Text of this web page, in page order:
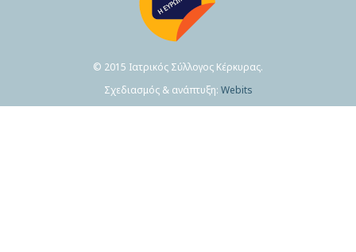
© 2015 Ιατρικός Σύλλογος Κέρκυρας.
Σχεδιασμός & ανάπτυξη: Webits